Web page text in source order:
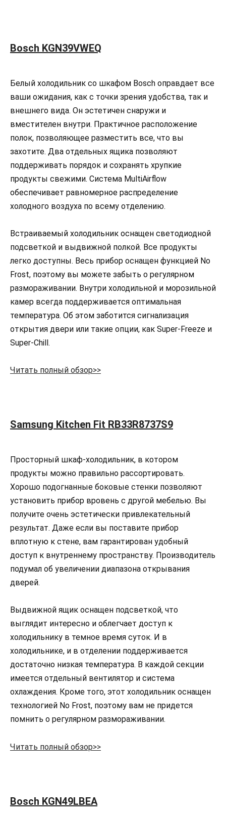
Bosch KGN39VWEQ
Белый холодильник со шкафом Bosch оправдает все
ваши ожидания, как с точки зрения удобства, так и
внешнего вида. Он эстетичен снаружи и
вместителен внутри. Практичное расположение
полок, позволяющее разместить все, что вы
захотите. Два отдельных ящика позволяют
поддерживать порядок и сохранять хрупкие
продукты свежими. Система MultiAirflow
обеспечивает равномерное распределение
холодного воздуха по всему отделению.
Встраиваемый холодильник оснащен светодиодной
подсветкой и выдвижной полкой. Все продукты
легко доступны. Весь прибор оснащен функцией No
Frost, поэтому вы можете забыть о регулярном
размораживании. Внутри холодильной и морозильной
камер всегда поддерживается оптимальная
температура. Об этом заботится сигнализация
открытия двери или такие опции, как Super-Freeze и
Super-Chill.
Читать полный обзор>>
Samsung Kitchen Fit RB33R8737S9
Просторный шкаф-холодильник, в котором
продукты можно правильно рассортировать.
Хорошо подогнанные боковые стенки позволяют
установить прибор вровень с другой мебелью. Вы
получите очень эстетически привлекательный
результат. Даже если вы поставите прибор
вплотную к стене, вам гарантирован удобный
доступ к внутреннему пространству. Производитель
подумал об увеличении диапазона открывания
дверей.
Выдвижной ящик оснащен подсветкой, что
выглядит интересно и облегчает доступ к
холодильнику в темное время суток. И в
холодильнике, и в отделении поддерживается
достаточно низкая температура. В каждой секции
имеется отдельный вентилятор и система
охлаждения. Кроме того, этот холодильник оснащен
технологией No Frost, поэтому вам не придется
помнить о регулярном размораживании.
Читать полный обзор>>
Bosch KGN49LBEA